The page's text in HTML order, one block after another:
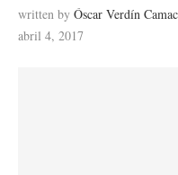
written by Óscar Verdín
abril 4, 2017